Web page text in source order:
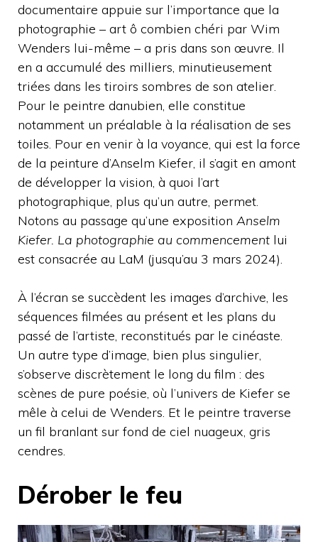
documentaire appuie sur l’importance que la
photographie – art ô combien chéri par Wim
Wenders lui-même – a pris dans son œuvre. Il
en a accumulé des milliers, minutieusement
triées dans les tiroirs sombres de son atelier.
Pour le peintre danubien, elle constitue
notamment un préalable à la réalisation de ses
toiles. Pour en venir à la voyance, qui est la force
de la peinture d’Anselm Kiefer, il s’agit en amont
de développer la vision, à quoi l’art
photographique, plus qu’un autre, permet.
Notons au passage qu’une exposition Anselm
Kiefer. La photographie au commencement lui
est consacrée au LaM (jusqu’au 3 mars 2024).
À l’écran se succèdent les images d’archive, les
séquences filmées au présent et les plans du
passé de l’artiste, reconstitués par le cinéaste.
Un autre type d’image, bien plus singulier,
s’observe discrètement le long du film : des
scènes de pure poésie, où l’univers de Kiefer se
mêle à celui de Wenders. Et le peintre traverse
un fil branlant sur fond de ciel nuageux, gris
cendres.
Dérober le feu